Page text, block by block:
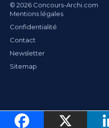
© 2026 Concours-Archi.com
Mentions légales
Confidentialité
Contact
Newsletter
Sitemap